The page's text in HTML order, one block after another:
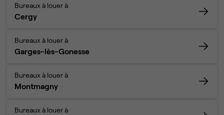
Bureaux à louer à
Cergy
Bureaux à louer à
Garges-lès-Gonesse
Bureaux à louer à
Montmagny
Bureaux à louer à